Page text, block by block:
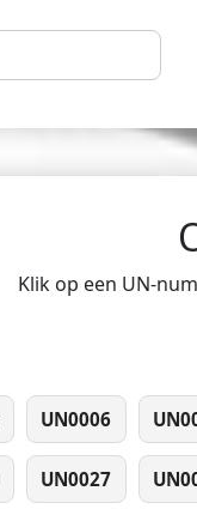
Klik op een UN-
UN0006
UN0027